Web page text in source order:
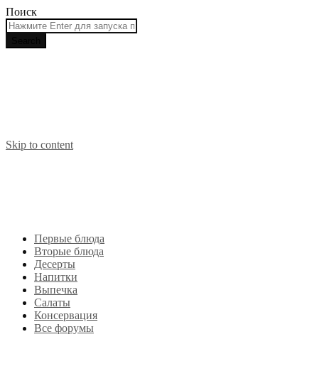
Поиск
Skip to content
Первые блюда
Вторые блюда
Десерты
Напитки
Выпечка
Салаты
Консервация
Все форумы